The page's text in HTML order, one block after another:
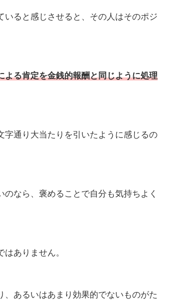
ると感じさせると、その人はそのポジ
よる肯定を金銭的報酬と同じように処理
通り大当たりを引いたように感じるの
なら、褒めることで自分も気持ちよく
ありません。
あるいはあまり効果的でないものがた